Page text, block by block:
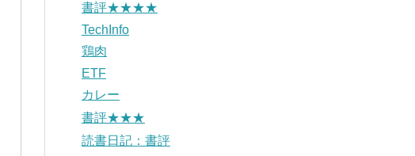
書評★★★★
TechInfo
鶏肉
ETF
カレー
書評★★★
読書日記：書評